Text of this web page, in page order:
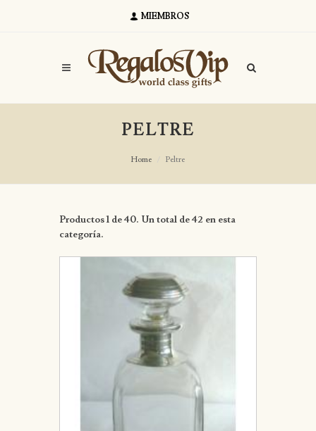
MIEMBROS
PELTRE
Home Peltre
Productos 1 de 40. Un total de 42 en esta
categoría.